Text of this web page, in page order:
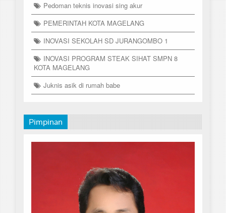
Pedoman teknis inovasi sing akur
PEMERINTAH KOTA MAGELANG
INOVASI SEKOLAH SD JURANGOMBO 1
INOVASI PROGRAM STEAK SIHAT SMPN 8
KOTA MAGELANG
Juknis asik di rumah babe
Pimpinan